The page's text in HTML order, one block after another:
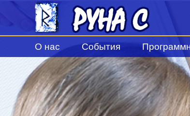
О нас
Статусы и сертификаты компании
Благодарственные письма
Благодарности
Работа в Руна С
События
Новости
Календарь мероприятий
Решения
Решения 1С
Сервисы 1С
Лицензии